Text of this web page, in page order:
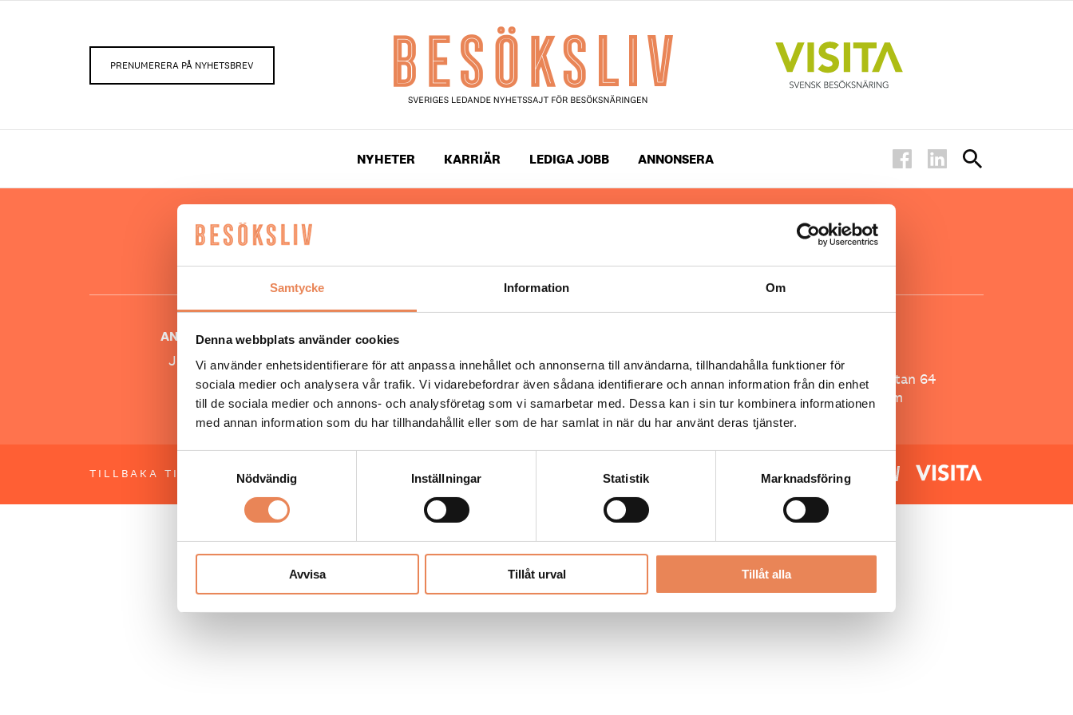
Samtycke Information Om
Denna webbplats använder cookies
Vi använder enhetsidentifierare för att anpassa innehållet och annonserna till användarna, tillhandahålla funktioner för
sociala medier och analysera vår trafik. Vi vidarebefordrar även sådana identifierare och annan information från din enhet
till de sociala medier och annons- och analysföretag som vi samarbetar med. Dessa kan i sin tur kombinera informationen
med annan information som du har tillhandahållit eller som de har samlat in när du har använt deras tjänster.
Nödvändig
Inställningar Statistik Marknadsföring
Avvisa Tillåt urval Tillåt alla
PRENUMERERA PÅ NYHETSBREV
NYHETER KARRIÄR LEDIGA JOBB ANNONSERA
Hos oss läser du landets mest uppdaterade nyheter och snackisar inom
besöksnäringen. Besöksliv i sin tryckta form är ett affärsmagasin för ägare
ANSVARIG UTGIVARE
Jonas Siljhammar
Allt material på besoksliv.se är skyddat
enligt lagen om upphovsrätt.
Besöksliv
Spoon, Brännkyrkagatan 64
118 23 Stockholm
TILLBAKA TILL TOPPEN OM BESÖKSLIV PRENUMERERA ANNONSERA